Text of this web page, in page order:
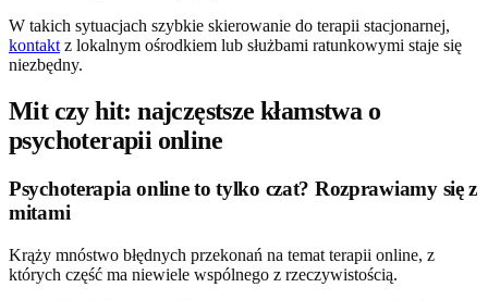
W takich sytuacjach szybkie skierowanie do terapii stacjonarnej,
kontakt z lokalnym ośrodkiem lub służbami ratunkowymi staje się
niezbędny.
Mit czy hit: najczęstsze kłamstwa o
psychoterapii online
Psychoterapia online to tylko czat? Rozprawiamy się z
mitami
Krąży mnóstwo błędnych przekonań na temat terapii online, z
których część ma niewiele wspólnego z rzeczywistością.